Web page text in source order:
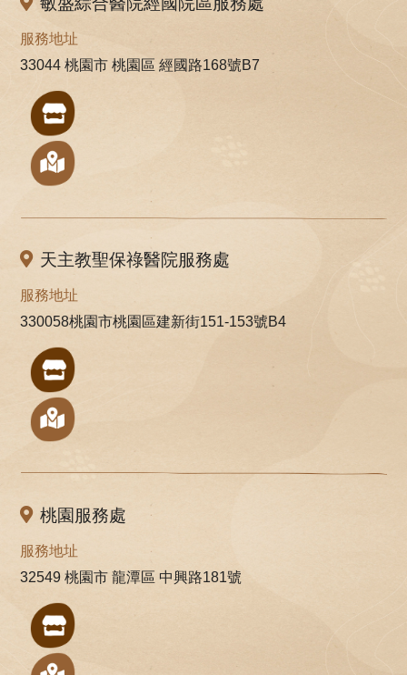
服務地址
33044 桃園市 桃園區 經國路168號B7
天主教聖保祿醫院服務處
服務地址
330058桃園市桃園區建新街151-153號B4
桃園服務處
服務地址
32549 桃園市 龍潭區 中興路181號